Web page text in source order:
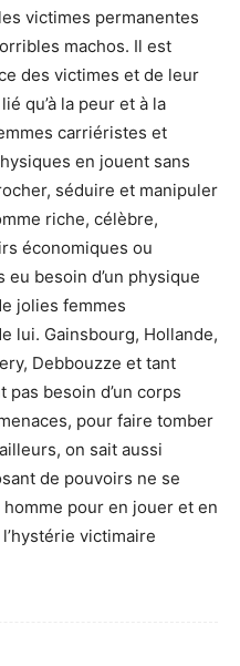
victimes permanentes
machos. Il est
des victimes et de leur
qu’à la peur et à la
carriéristes et
en jouent sans
séduire et manipuler
riche, célèbre,
économiques ou
eu besoin d’un physique
jolies femmes
lui. Gainsbourg, Hollande,
Debbouzze et tant
pas besoin d’un corps
pour faire tomber
on sait aussi
de pouvoirs ne se
homme pour en jouer et en
victimaire